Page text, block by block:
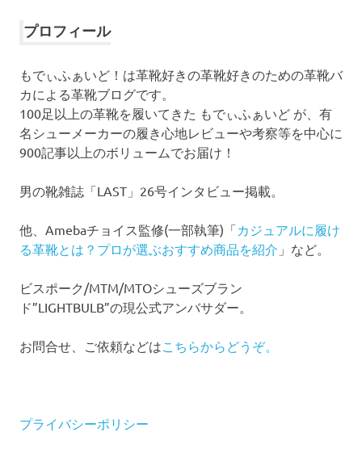
イ
プロフィール
もでぃふぁいど！は革靴好きの革靴好きのための革靴バ
カによる革靴ブログです。
100足以上の革靴を履いてきた もでぃふぁいど が、有
名シューメーカーの履き心地レビューや考察等を中心に
900記事以上のボリュームでお届け！
男の靴雑誌「LAST」26号インタビュー掲載。
他、Amebaチョイス監修(一部執筆)「カジュアルに履け
る革靴とは？プロが選ぶおすすめ商品を紹介 」など。
ビスポーク/MTM/MTOシューズブラン
ド”LIGHTBULB”の現公式アンバサダー。
お問合せ、ご依頼などはこちらからどうぞ。
プライバシーポリシー